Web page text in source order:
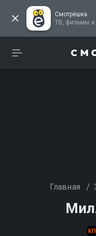
Смотрёшка
Главная /